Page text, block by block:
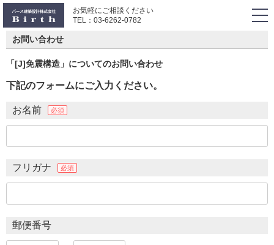
お気軽にご相談ください
TEL： 03-6262-0782
お問い合わせ
「[J]免震構造」についてのお問い合わせ
下記のフォームにご入力ください。
お名前 必須
フリガナ 必須
郵便番号